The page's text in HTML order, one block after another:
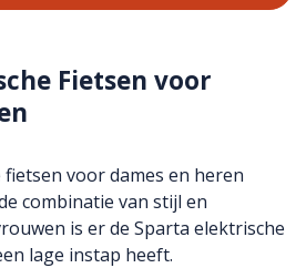
Fietsen voor
voor dames en heren
combinatie van stijl en
is er de Sparta elektrische
lage instap heeft.